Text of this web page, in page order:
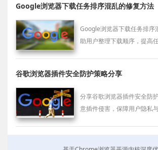
Google浏览器下载任务排序混乱的修复方法
Google浏览器下载任务排序
助用户整理下载顺序，提高
谷歌浏览器插件安全防护策略分享
分享谷歌浏览器插件安全防
意插件侵害，保障用户隐私